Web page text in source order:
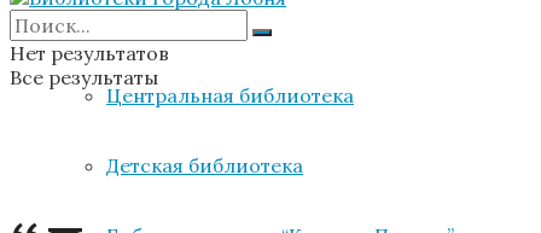
Библиотеки
Центральная библиотека
Детская библиотека
Нет результатов
Все результаты